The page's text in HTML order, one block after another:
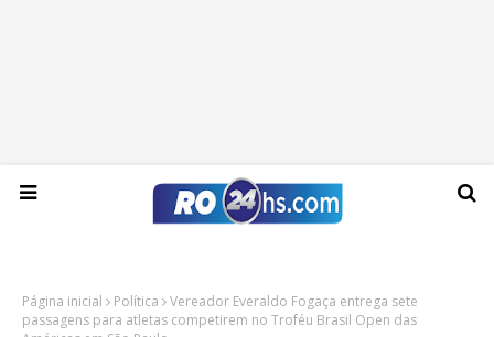
Sábado, 08 de agosto de 2026
Página inicial Política
Vereador Everaldo Fogaça entrega sete
passagens para atletas competirem no Troféu Brasil Open das